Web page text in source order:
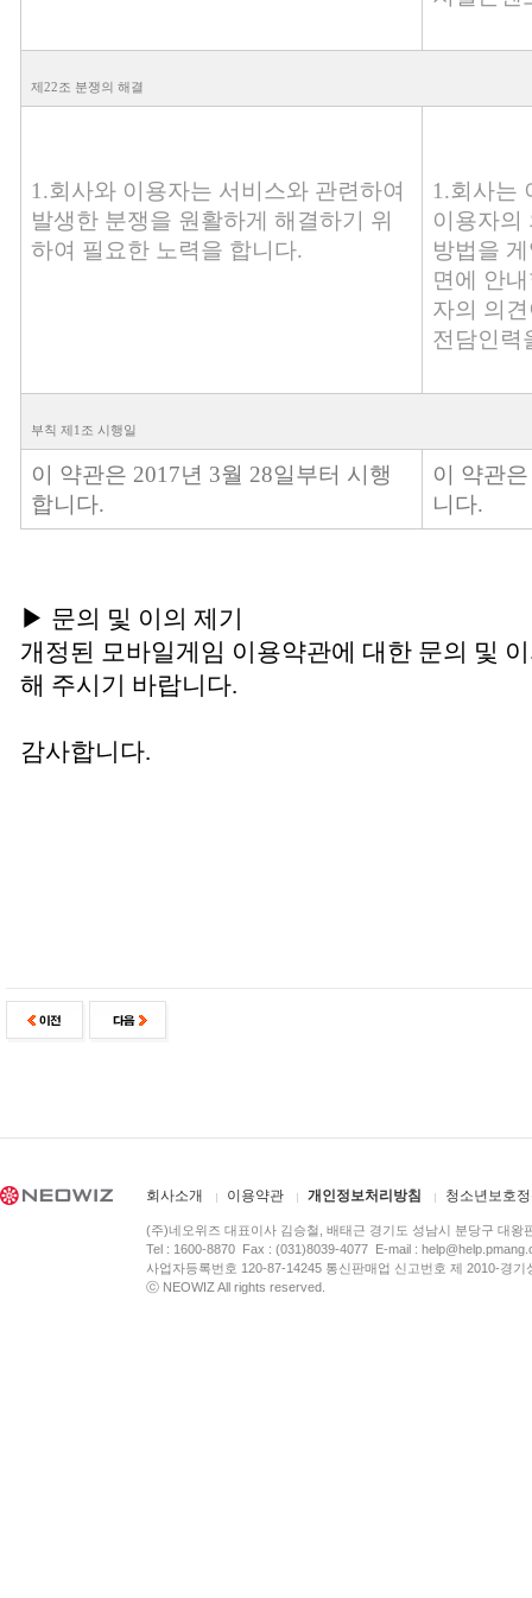
제22조 분쟁의 해결
1.회사와 이용자는 서비스와 관련하여
발생한 분쟁을 원활하게 해결하기 위
하여 필요한 노력을 합니다.
1.회사는
이용자의
방법을
면에 안
자의 의
전담인력
부칙 제1조 시행일
이 약관은 2017년 3월 28일부터 시행
합니다.
이 약관
니다.
▶ 문의 및 이의 제기
개정된 모바일게임 이용약관에 대한 문의 및
해 주시기 바랍니다.
감사합니다.
회사소개 이용약관 개인정보처리방침 청소년보호
(주)네오위즈 대표이사 김승철, 배태근 경기도 성남시 분당구 대왕
Tel : 1600-8870 Fax : (031)8039-4077 E-mail :
사업자등록번호 120-87-14245 통신판매업 신고번호 제 2010-경
ⓒ NEOWIZ All rights reserved.